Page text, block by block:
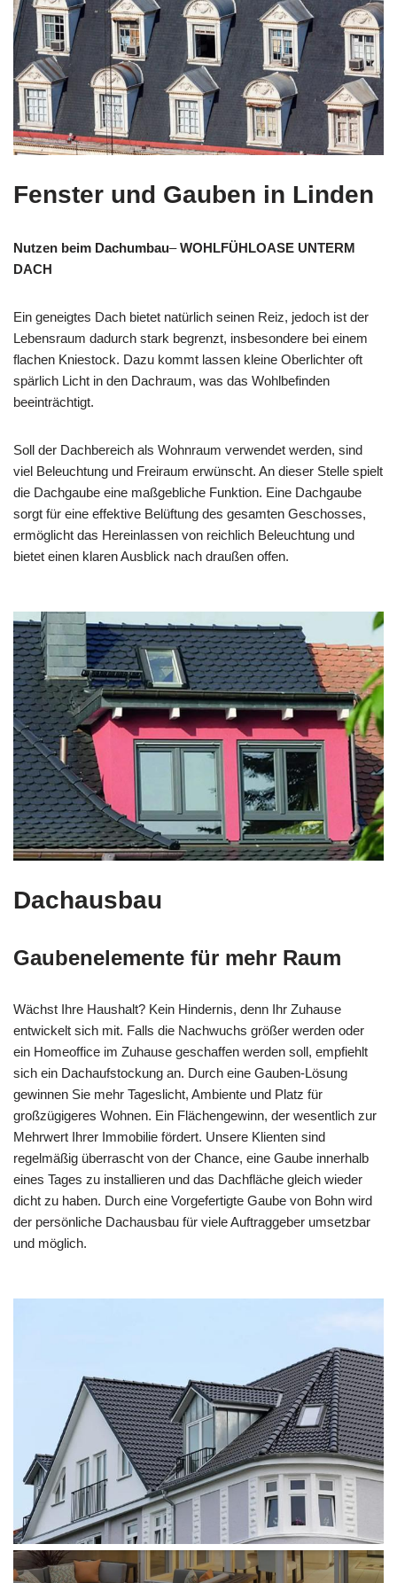
Fenster und Gauben in Linden
Nutzen beim Dachumbau–WOHLFÜHLOASE UNTERM
DACH
Ein geneigtes Dach bietet natürlich seinen Reiz, jedoch ist der
Lebensraum dadurch stark begrenzt, insbesondere bei einem
flachen Kniestock. Dazu kommt lassen kleine Oberlichter oft
spärlich Licht in den Dachraum, was das Wohlbefinden
beeinträchtigt.
Soll der Dachbereich als Wohnraum verwendet werden, sind
viel Beleuchtung und Freiraum erwünscht. An dieser Stelle spielt
die Dachgaube eine maßgebliche Funktion. Eine Dachgaube
sorgt für eine effektive Belüftung des gesamten Geschosses,
ermöglicht das Hereinlassen von reichlich Beleuchtung und
bietet einen klaren Ausblick nach draußen offen.
Dachausbau
Gaubenelemente für mehr Raum
Wächst Ihre Haushalt? Kein Hindernis, denn Ihr Zuhause
entwickelt sich mit. Falls die Nachwuchs größer werden oder
ein Homeoffice im Zuhause geschaffen werden soll, empfiehlt
sich ein Dachaufstockung an. Durch eine Gauben-Lösung
gewinnen Sie mehr Tageslicht, Ambiente und Platz für
großzügigeres Wohnen. Ein Flächengewinn, der wesentlich zur
Mehrwert Ihrer Immobilie fördert. Unsere Klienten sind
regelmäßig überrascht von der Chance, eine Gaube innerhalb
eines Tages zu installieren und das Dachfläche gleich wieder
dicht zu haben. Durch eine Vorgefertigte Gaube von Bohn wird
der persönliche Dachausbau für viele Auftraggeber umsetzbar
und möglich.